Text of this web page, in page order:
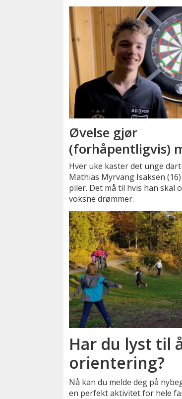
Øvelse gjør
(forhåpentligvis)
Hver uke kaster det unge
Mathias Myrvang Isaksen
piler. Det må til hvis han skal
voksne drømmer.
Har du lyst til
orientering?
Nå kan du melde deg på
en perfekt aktivitet for hele